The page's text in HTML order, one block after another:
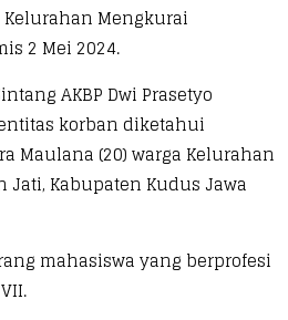
Mengkurai
2 Mei 2024.
AKBP Dwi Prasetyo
korban diketahui
Maulana (20) warga Kelurahan
Jati, Kabupaten Kudus Jawa
mahasiswa yang berprofesi